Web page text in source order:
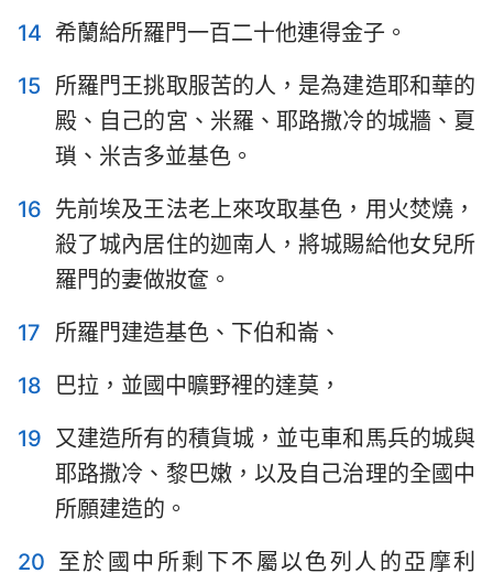
1 2 3 4 5 6
7
8
9 10
15
16 17 18 19
14 希蘭給所羅門一百二十他連得金子。
15 所羅門王挑取服苦的人，是為建造耶和華的
殿、自己的宮、米羅、耶路撒冷的城牆、夏
瑣、米吉多並基色。
16 先前埃及王法老上來攻取基色，用火焚燒，
殺了城內居住的迦南人，將城賜給他女兒所
羅門的妻做妝奩。
17
所羅門建造基色、下伯和崙、
18
巴拉，並國中曠野裡的達莫，
19 又建造所有的積貨城，並屯車和馬兵的城與
耶路撒冷、黎巴嫩，以及自己治理的全國中
所願建造的。
20 至於國中所剩下不屬以色列人的亞摩利